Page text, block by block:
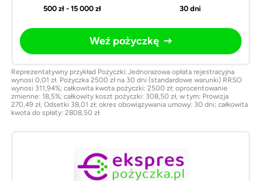
500 zł - 15 000 zł 30 dni
Weź pożyczkę
Reprezentatywny przykład Pożyczki: Jednorazowa opłata rejestracyjna
wynosi 0,01 zł. Pożyczka 2500 zł na 30 dni (standardowe warunki) RRSO
wynosi 311,94%; całkowita kwota pożyczki: 2500 zł; oprocentowanie
zmienne: 18,5%; całkowity koszt pożyczki: 308,50 zł, w tym: Prowizja
270,49 zł, Odsetki 38,01 zł; okres obowiązywania umowy: 30 dni; całkowita
kwota do spłaty: 2808,50 zł.